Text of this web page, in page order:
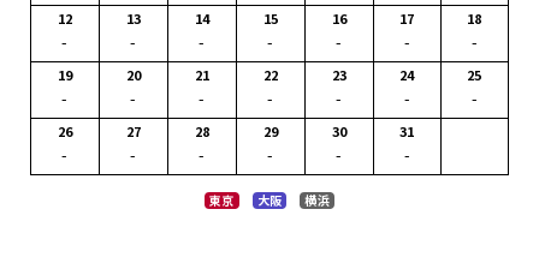
12
-
13
-
14
-
15
-
16
-
17
-
18
-
19
-
20
-
21
-
22
-
23
-
24
-
25
-
26
-
27
-
28
-
29
-
30
-
31
-
東京 大阪 横浜